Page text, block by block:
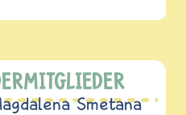
Smetana